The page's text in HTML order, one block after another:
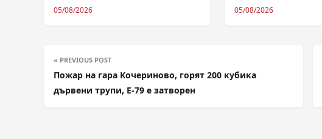
05/08/2026 05/08/2026
« PREVIOUS POST
Пожар на гара Кочериново, горят 200 кубика
дървени трупи, Е-79 е затворен